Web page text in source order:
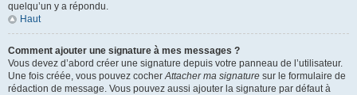
quelqu’un y a répondu.
Haut
Comment ajouter une signature à mes messages ?
Vous devez d’abord créer une signature depuis votre panneau de l’utilisateur.
Une fois créée, vous pouvez cocherAttacher ma signature sur le formulaire de
rédaction de message. Vous pouvez aussi ajouter la signature par défaut à